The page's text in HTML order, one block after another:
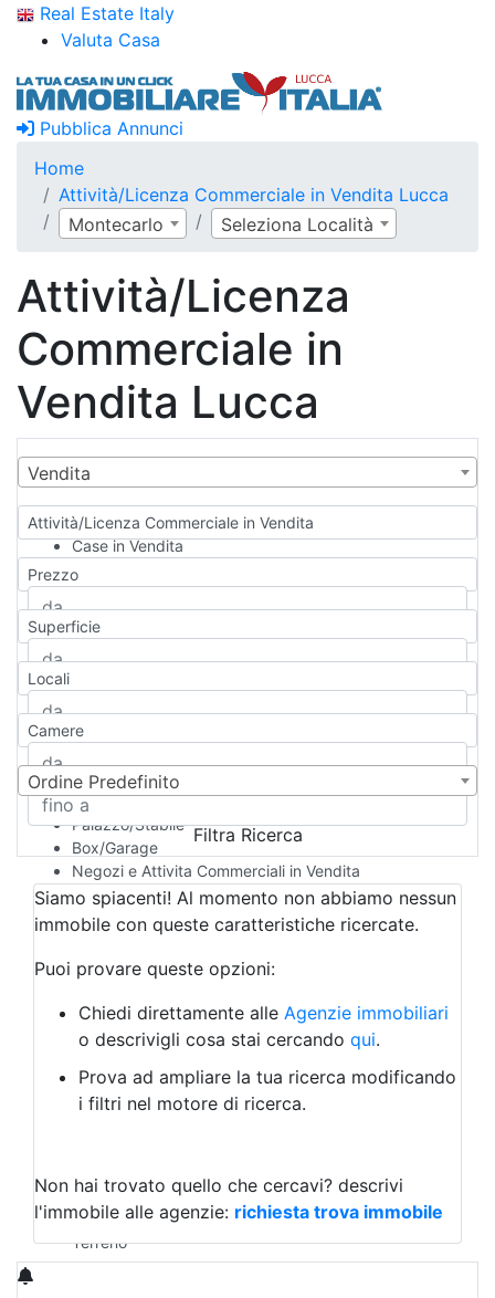
Real Estate Italy
Valuta Casa
Pubblica Annunci
Home
Attività/Licenza Commerciale in Vendita Lucca
Montecarlo
Seleziona Località
Attività/Licenza
Commerciale in
Vendita Lucca
Vendita
Attività/Licenza Commerciale in Vendita
Case in Vendita
Qualsiasi
Appartamento
Casa indipendente
Casa Semi-indipendente
Attico/Mansarda
Rustico/Casale
Camera d'Albergo
Multiproprietà
Palazzo/Stabile
Box/Garage
Negozi e Attivita Commerciali in Vendita
Qualsiasi
Attività/Licenza Commerciale
Azienda Agricola
Bar/Ristorante
Albergo
Laboratorio Artigianale
Negozio/locale commerciale
Agriturismo
Magazzini
Qualsiasi
Terreno edificabile
Terreno
Prezzo
Superficie
Locali
Camere
Ordine Predefinito
Filtra Ricerca
Siamo spiacenti! Al momento non abbiamo nessun
immobile con queste caratteristiche ricercate.
Puoi provare queste opzioni:
Chiedi direttamente alle Agenzie immobiliari
o descrivigli cosa stai cercando qui.
Prova ad ampliare la tua ricerca modificando
i filtri nel motore di ricerca.
Non hai trovato quello che cercavi? descrivi
l'immobile alle agenzie: richiesta trova immobile